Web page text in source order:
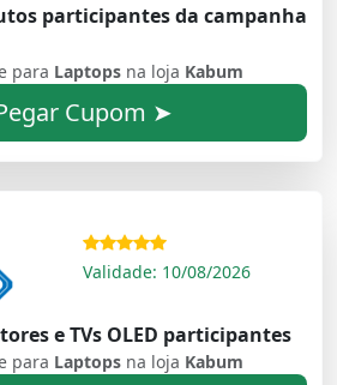
participantes da campanha
para Laptops na loja Kabum
Cupom ➤
Validade: 10/08/2026
e TVs OLED participantes
para Laptops na loja Kabum